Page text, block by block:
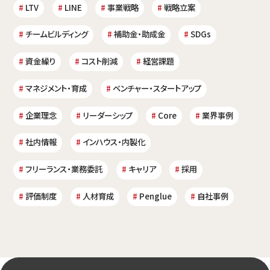
LTV LINE 事業戦略 戦略立案
チームビルディング 補助金・助成金 SDGs
資金繰り コスト削減 経営課題
マネジメント・育成 ベンチャー・スタートアップ
企業理念 リーダーシップ Core 業界事例
社内情報 インハウス・内製化
フリーランス・業務委託 キャリア 採用
評価制度 人材育成 Penglue 自社事例